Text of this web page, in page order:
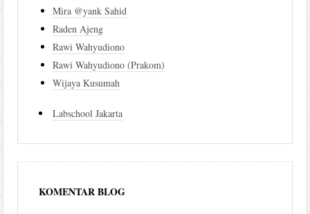
Mira @yank Sahid
Raden Ajeng
Rawi Wahyudiono
Rawi Wahyudiono (Prakom)
Wijaya Kusumah
Labschool Jakarta
KOMENTAR BLOG